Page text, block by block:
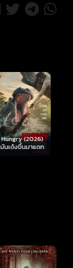
Ready or Not 2:
Here I Come
(2026) เกมพร้อม
ตาย 2